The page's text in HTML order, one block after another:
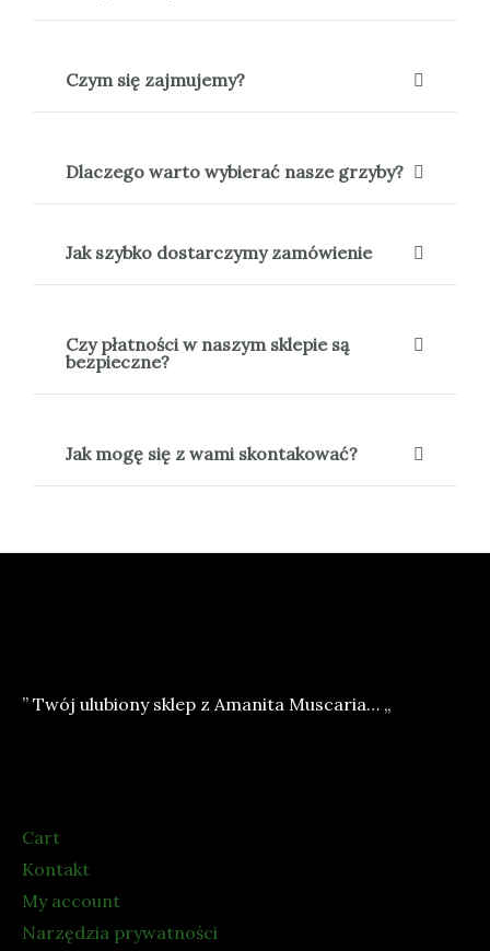
Czym się zajmujemy?
Dlaczego warto wybierać nasze grzyby?
Jak szybko dostarczymy zamówienie
Czy płatności w naszym sklepie są
bezpieczne?
Jak mogę się z wami skontakować?
” Twój ulubiony sklep z Amanita Muscaria… „
Cart
Kontakt
My account
Narzędzia prywatności